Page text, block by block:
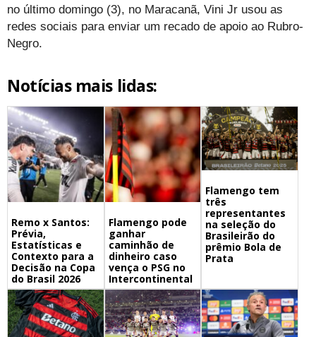
no último domingo (3), no Maracanã, Vini Jr usou as
redes sociais para enviar um recado de apoio ao Rubro-
Negro.
Notícias mais lidas:
Remo x Santos:
Prévia,
Estatísticas e
Contexto para a
Decisão na Copa
do Brasil 2026
Flamengo pode
ganhar
caminhão de
dinheiro caso
vença o PSG no
Intercontinental
Flamengo tem
três
representantes
na seleção do
Brasileirão do
prêmio Bola de
Prata